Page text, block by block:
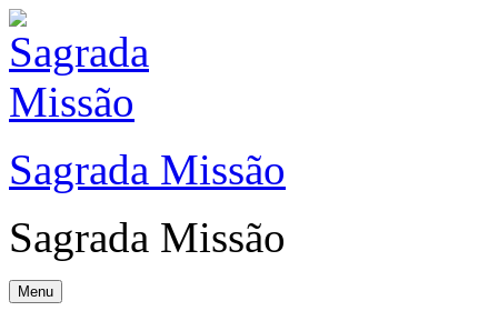
Sagrada Missão
Sagrada Missão
Menu